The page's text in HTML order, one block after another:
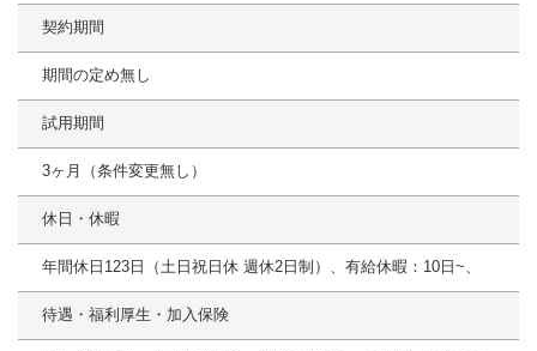
契約期間
期間の定め無し
試用期間
3ヶ月（条件変更無し）
休日・休暇
年間休日123日（土日祝日休 週休2日制）、有給休暇：10日~、
待遇・福利厚生・加入保険